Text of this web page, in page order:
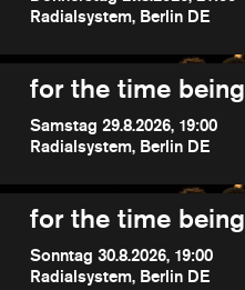
Radialsystem, Berlin DE
for the time being
Samstag 29.8.2026, 19:00
Radialsystem, Berlin DE
for the time being
Sonntag 30.8.2026, 19:00
Radialsystem, Berlin DE